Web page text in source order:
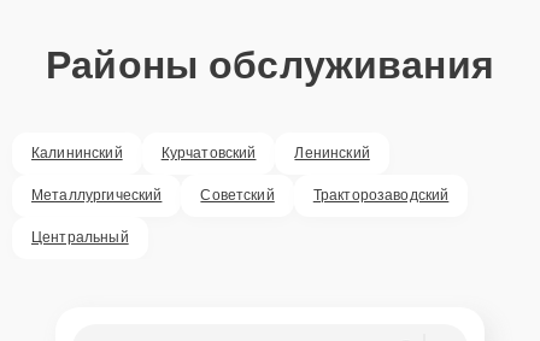
Районы обслуживания
Калининский Курчатовский Ленинский
Металлургический Советский Тракторозаводский
Центральный